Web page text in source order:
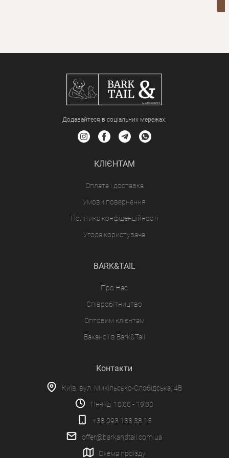
Додавайтеся в соціальних мережах:
КЛІЄНТАМ
Оплата і доставка
Умови повернення
Політика конфіденційності
Угода користувача
BARK&TAIL
Про Нас
Співробітництво
Оптовим клієнтам
Вакансії в Bark&Tail
Контакти
Київ, вул. Микільсько-Слобідська, 4В
Пн-Нд: 10:00 - 19:00
+38 093 133 38 15
offer@barkandtail.com.ua
Схема проїзду